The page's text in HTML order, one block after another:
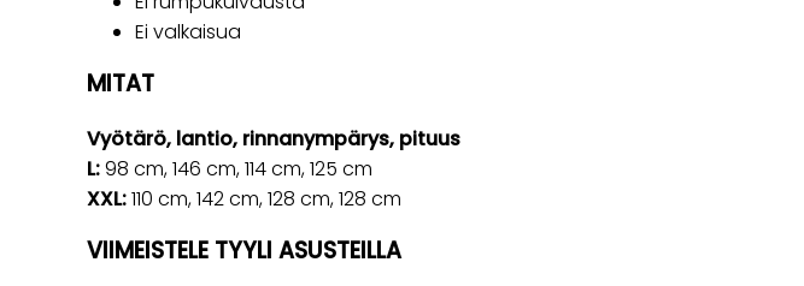
Ei valkaisua
MITAT
Vyötärö, lantio, rinnanympärys, pituus
L:98 cm, 146 cm, 114 cm, 125 cm
XXL:110 cm, 142 cm, 128 cm, 128 cm
VIIMEISTELE TYYLI ASUSTEILLA